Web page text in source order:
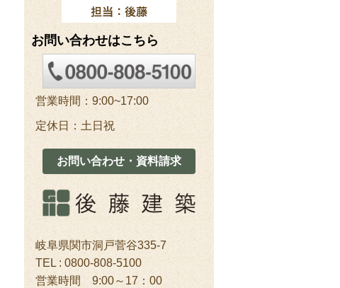
お問い合わせはこちら
営業時間：9:00~17:00
定休日：土日祝
お問い合わせ・資料請求
岐阜県関市洞戸菅谷335-7
TEL : 0800-808-5100
営業時間 9:00～17：00